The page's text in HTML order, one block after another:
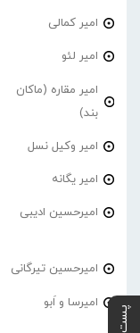
امیر کمالی
امیر لئو
امیر مقاره (ماکان
بند)
امیر وکیل نسل
امیر یگانه
امیرحسین ادیبی
امیرحسین تیرگانی
امیرسا و اَبو